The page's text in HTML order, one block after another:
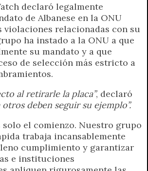
declaró legalmente
de Albanese en la ONU
violaciones relacionadas con su
ha instado a la ONU a que
su mandato y a que
de selección más estricto a
al retirarle la placa”, declaró
otros deben seguir su ejemplo”.
solo el comienzo. Nuestro grupo
trabaja incansablemente
cumplimiento y garantizar
e instituciones